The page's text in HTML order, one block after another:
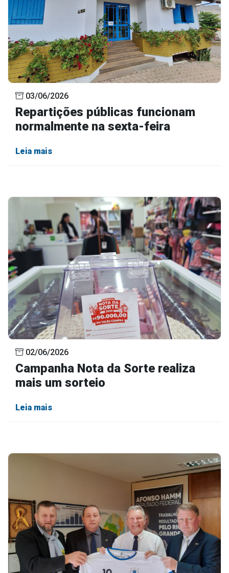
03/06/2026
Repartições públicas funcionam
normalmente na sexta-feira
Leia mais
02/06/2026
Campanha Nota da Sorte realiza
mais um sorteio
Leia mais